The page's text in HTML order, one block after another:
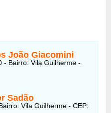
João Giacomini
- Bairro: Vila Guilherme -
Sadão
Vila Guilherme - CEP: